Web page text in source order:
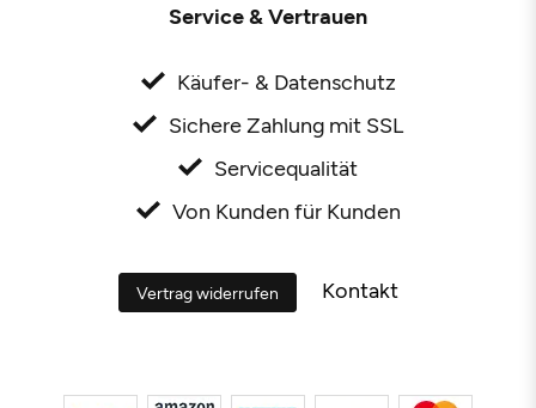
Service & Vertrauen
Käufer- & Datenschutz
Sichere Zahlung mit SSL
Servicequalität
Von Kunden für Kunden
Vertrag widerrufen Kontakt